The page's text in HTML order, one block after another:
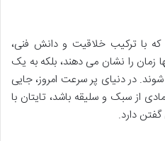
که با ترکیب خلاقیت و دانش فنی،
زمان را نشان می دهند، بلکه به یک
در دنیای پر سرعت امروز، جایی
از سبک و سلیقه باشد، تایتان با
دارد.